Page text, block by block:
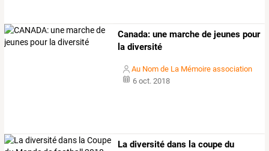
Canada: une marche de jeunes pour
la diversité
Au Nom de La Mémoire association
6 oct. 2018
La diversité dans la coupe du